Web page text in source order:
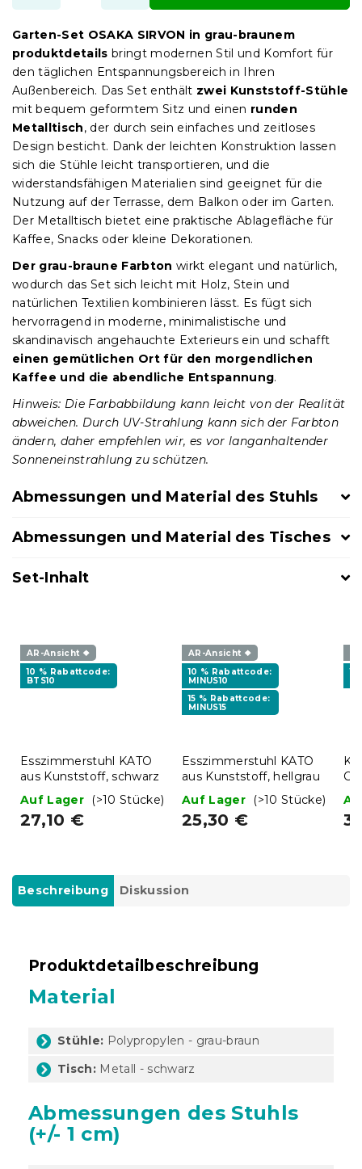
Garten-Set OSAKA SIRVON in grau-braunem
produktdetails bringt modernen Stil und Komfort für
den täglichen Entspannungsbereich in Ihren
Außenbereich. Das Set enthält zwei Kunststoff-Stühle
mit bequem geformtem Sitz und einen runden
Metalltisch, der durch sein einfaches und zeitloses
Design besticht. Dank der leichten Konstruktion lassen
sich die Stühle leicht transportieren, und die
widerstandsfähigen Materialien sind geeignet für die
Nutzung auf der Terrasse, dem Balkon oder im Garten.
Der Metalltisch bietet eine praktische Ablagefläche für
Kaffee, Snacks oder kleine Dekorationen.
Der grau-braune Farbton wirkt elegant und natürlich,
wodurch das Set sich leicht mit Holz, Stein und
natürlichen Textilien kombinieren lässt. Es fügt sich
hervorragend in moderne, minimalistische und
skandinavisch angehauchte Exterieurs ein und schafft
einen gemütlichen Ort für den morgendlichen
Kaffee und die abendliche Entspannung.
Hinweis: Die Farbabbildung kann leicht von der Realität
abweichen. Durch UV-Strahlung kann sich der Farbton
ändern, daher empfehlen wir, es vor langanhaltender
Sonneneinstrahlung zu schützen.
Abmessungen und Material des Stuhls
Abmessungen und Material des Tisches
Set-Inhalt
AR-Ansicht ❖
10 % Rabattcode:
BTS10
Esszimmerstuhl KATO
aus Kunststoff, schwarz
Auf Lager
(>10 Stücke)
27,10 €
AR-Ansicht ❖
10 % Rabattcode:
MINUS10
15 % Rabattcode:
MINUS15
Esszimmerstuhl KATO
aus Kunststoff, hellgrau
Auf Lager
(>10 Stücke)
25,30 €
Beschreibung Diskussion
Produktdetailbeschreibung
Material
Stühle: Polypropylen - grau-braun
Tisch: Metall - schwarz
Abmessungen des Stuhls
(+/- 1 cm)